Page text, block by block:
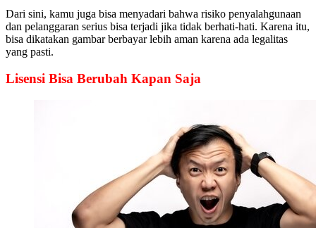
Dari sini, kamu juga bisa menyadari bahwa risiko penyalahgunaan
dan pelanggaran serius bisa terjadi jika tidak berhati-hati. Karena itu,
bisa dikatakan gambar berbayar lebih aman karena ada legalitas
yang pasti.
Lisensi Bisa Berubah Kapan Saja